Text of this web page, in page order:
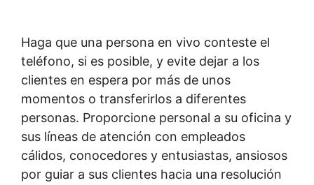
Haga que una persona en vivo conteste el
teléfono, si es posible, y evite dejar a los
clientes en espera por más de unos
momentos o transferirlos a diferentes
personas. Proporcione personal a su oficina y
sus líneas de atención con empleados
cálidos, conocedores y entusiastas, ansiosos
por guiar a sus clientes hacia una resolución